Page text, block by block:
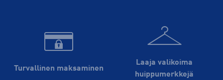
Turvallinen maksaminen
Laaja valikoima
huippu­merkkejä